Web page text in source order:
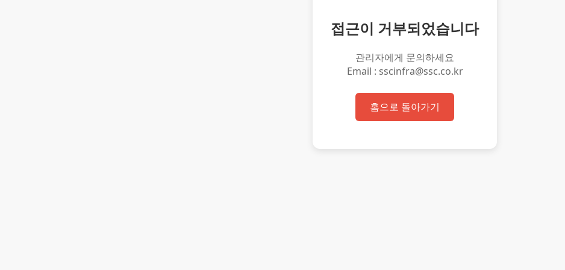
접근이 거부되었습니다
관리자에게 문의하세요
Email : sscinfra@ssc.co.kr
홈으로 돌아가기